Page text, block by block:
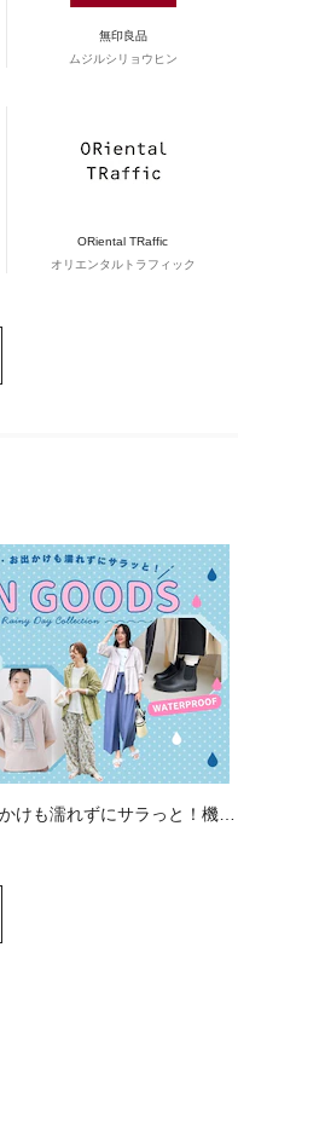
無印良品
ムジルシリョウヒン
ORiental TRaffic
オリエンタルトラフィック
けも濡れずにサラっと！機能
ズ